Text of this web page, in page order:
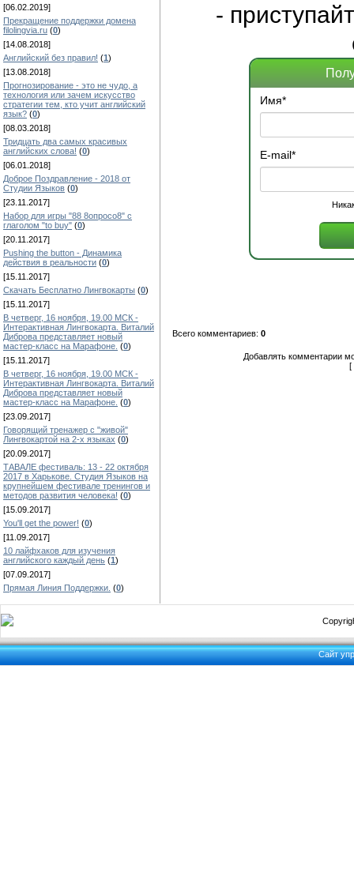
[06.02.2019]
Прекращение поддержки домена
filolingvia.ru (0)
[14.08.2018]
Английский без правил! (1)
[13.08.2018]
Прогнозирование - это не чудо, а
технология или зачем искусство
стратегии тем, кто учит английский
язык? (0)
[08.03.2018]
Тридцать два самых красивых
английских слова! (0)
[06.01.2018]
Доброе Поздравление - 2018 от
Студии Языков (0)
[23.11.2017]
Набор для игры "88 8опросо8" с
глаголом "to buy" (0)
[20.11.2017]
Pushing the button - Динамика
действия в реальности (0)
[15.11.2017]
Скачать Бесплатно Лингвокарты (0)
[15.11.2017]
В четверг, 16 ноября, 19.00 МСК -
Интерактивная Лингвокарта. Виталий
Диброва представляет новый
мастер-класс на Марафоне. (0)
[15.11.2017]
В четверг, 16 ноября, 19.00 МСК -
Интерактивная Лингвокарта. Виталий
Диброва представляет новый
мастер-класс на Марафоне. (0)
[23.09.2017]
Говорящий тренажер с "живой"
Лингвокартой на 2-х языках (0)
[20.09.2017]
ТАВАЛЕ фестиваль: 13 - 22 октября
2017 в Харькове. Студия Языков на
крупнейшем фестивале тренингов и
методов развития человека! (0)
[15.09.2017]
You'll get the power! (0)
[11.09.2017]
10 лайфхаков для изучения
английского каждый день (1)
[07.09.2017]
Прямая Линия Поддержки. (0)
-
Имя*
E-mail*
Всего комментариев: 0
Добавлять комментарии
[
Сайт